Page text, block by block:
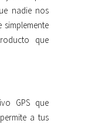
nadie nos
que
GPS que
a tus